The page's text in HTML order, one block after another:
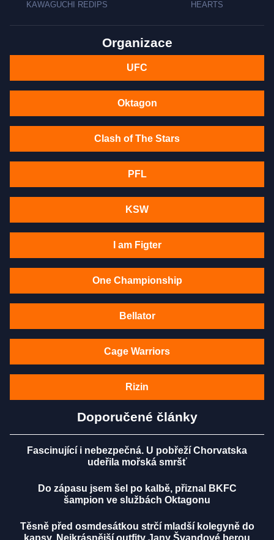
KAWAGUCHI REDIPS
HEARTS
Organizace
UFC
Oktagon
Clash of The Stars
PFL
KSW
I am Figter
One Championship
Bellator
Cage Warriors
Rizin
Doporučené články
Fascinující i nebezpečná. U pobřeží Chorvatska
udeřila mořská smršť
Do zápasu jsem šel po kalbě, přiznal BKFC
šampion ve službách Oktagonu
Těsně před osmdesátkou strčí mladší kolegyně do